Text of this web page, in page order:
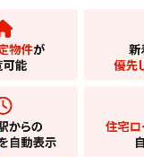
横浜市鶴見区
お気